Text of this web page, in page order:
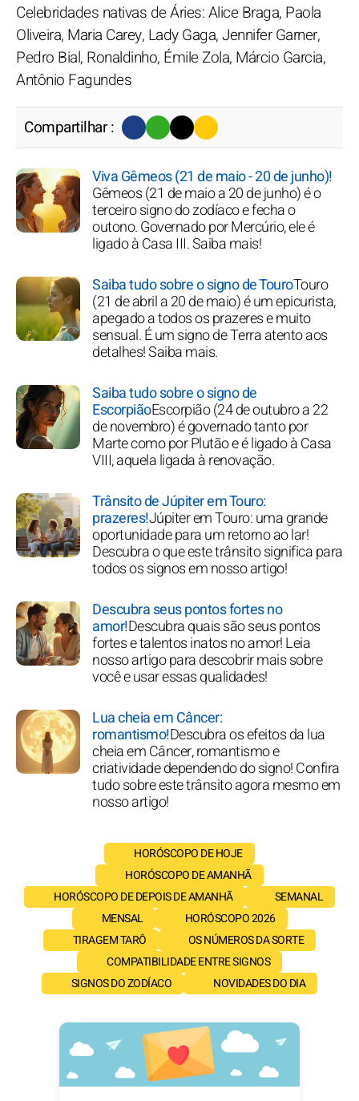
Celebridades nativas de Áries: Alice Braga, Paola
Oliveira, Maria Carey, Lady Gaga, Jennifer Garner,
Pedro Bial, Ronaldinho, Émile Zola, Márcio Garcia,
Antônio Fagundes
Compartilhar :
Viva Gêmeos (21 de maio - 20 de junho)!
Gêmeos (21 de maio a 20 de junho) é o
terceiro signo do zodíaco e fecha o
outono. Governado por Mercúrio, ele é
ligado à Casa III. Saiba mais!
Saiba tudo sobre o signo de TouroTouro
(21 de abril a 20 de maio) é um epicurista,
apegado a todos os prazeres e muito
sensual. É um signo de Terra atento aos
detalhes! Saiba mais.
Saiba tudo sobre o signo de
EscorpiãoEscorpião (24 de outubro a 22
de novembro) é governado tanto por
Marte como por Plutão e é ligado à Casa
VIII, aquela ligada à renovação.
Trânsito de Júpiter em Touro:
prazeres!Júpiter em Touro: uma grande
oportunidade para um retorno ao lar!
Descubra o que este trânsito significa para
todos os signos em nosso artigo!
Descubra seus pontos fortes no
amor!Descubra quais são seus pontos
fortes e talentos inatos no amor! Leia
nosso artigo para descobrir mais sobre
você e usar essas qualidades!
Lua cheia em Câncer:
romantismo!Descubra os efeitos da lua
cheia em Câncer, romantismo e
criatividade dependendo do signo! Confira
tudo sobre este trânsito agora mesmo em
nosso artigo!
HORÓSCOPO DE HOJE
HORÓSCOPO DE AMANHÃ
HORÓSCOPO DE DEPOIS DE AMANHÃ
SEMANAL
MENSAL
HORÓSCOPO 2026
TIRAGEM TARÔ
OS NÚMEROS DA SORTE
COMPATIBILIDADE ENTRE SIGNOS
SIGNOS DO ZODÍACO
NOVIDADES DO DIA